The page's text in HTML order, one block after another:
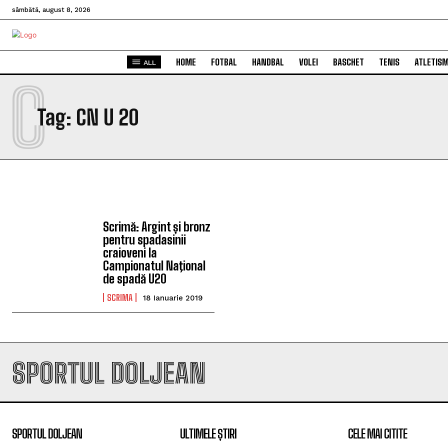
sâmbătă, august 8, 2026
ALL HOME FOTBAL HANDBAL VOLEI BASCHET TENIS
Tag: CN U 20
C
Scrimă: Argint și bronz
pentru spadasinii
craioveni la
Campionatul Naţional
de spadă U20
SCRIMA 18 Ianuarie 2019
SPORTUL DOLJEAN
SPORTUL DOLJEAN ULTIMELE ȘTIRI CELE MAI CITITE